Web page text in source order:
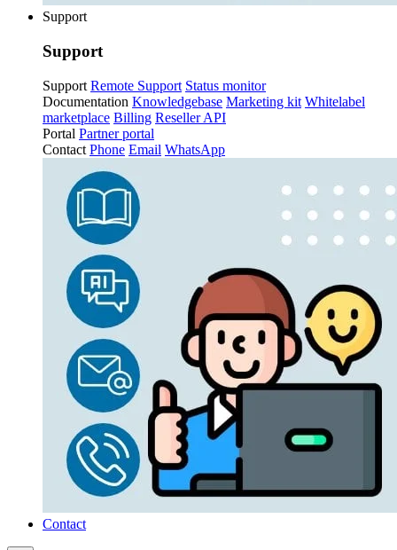
Support
Support
Support Remote Support Status monitor
Documentation Knowledgebase Marketing kit Whitelabel
marketplace Billing Reseller API
Portal Partner portal
Contact Phone Email WhatsApp
Contact